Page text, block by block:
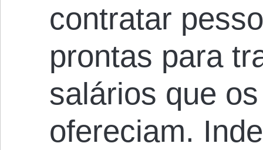
contratar
prontas para
salários que
ofereciam.